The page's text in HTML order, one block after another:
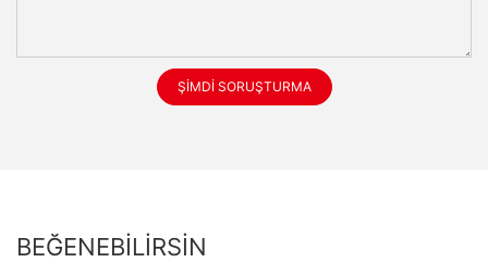
ŞIMDI SORUŞTURMA
BEĞENEBILIRSIN